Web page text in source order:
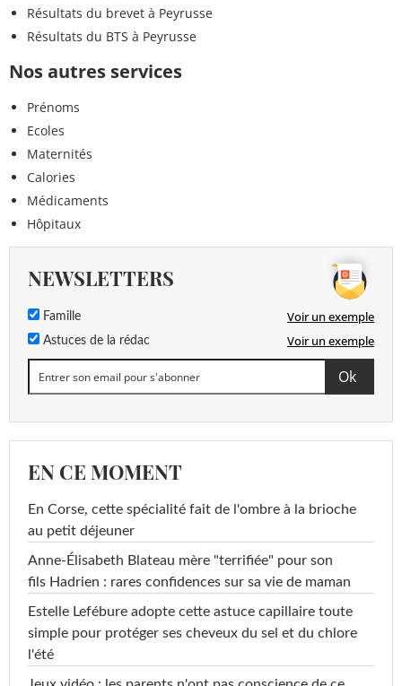
Résultats du brevet à Peyrusse
Résultats du BTS à Peyrusse
Nos autres services
Prénoms
Ecoles
Maternités
Calories
Médicaments
Hôpitaux
NEWSLETTERS
Famille Voir un exemple
Astuces de la rédac Voir un exemple
EN CE MOMENT
En Corse, cette spécialité fait de l'ombre à la brioche
au petit déjeuner
Anne-Élisabeth Blateau mère "terrifiée" pour son
fils Hadrien : rares confidences sur sa vie de maman
Estelle Lefébure adopte cette astuce capillaire toute
simple pour protéger ses cheveux du sel et du chlore
l'été